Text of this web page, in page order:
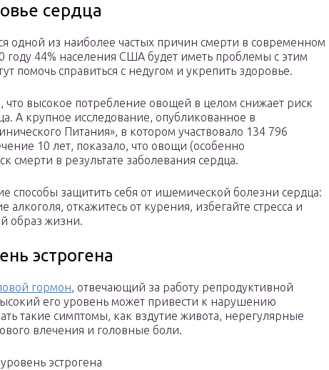
сердца
одной из наиболее частых причин смерти в современном
году 44% населения США будет иметь проблемы с этим
помочь справиться с недугом и укрепить здоровье.
что высокое потребление овощей в целом снижает риск
А крупное исследование, опубликованное в
Питания», в котором участвовало 134 796
10 лет, показало, что овощи (особенно
смерти в результате заболевания сердца.
способы защитить себя от ишемической болезни сердца:
откажитесь от курения, избегайте стресса и
образ жизни.
эстрогена
гормон, отвечающий за работу репродуктивной
его уровень может привести к нарушению
такие симптомы, как вздутие живота, нерегулярные
влечения и головные боли.
эстрогена